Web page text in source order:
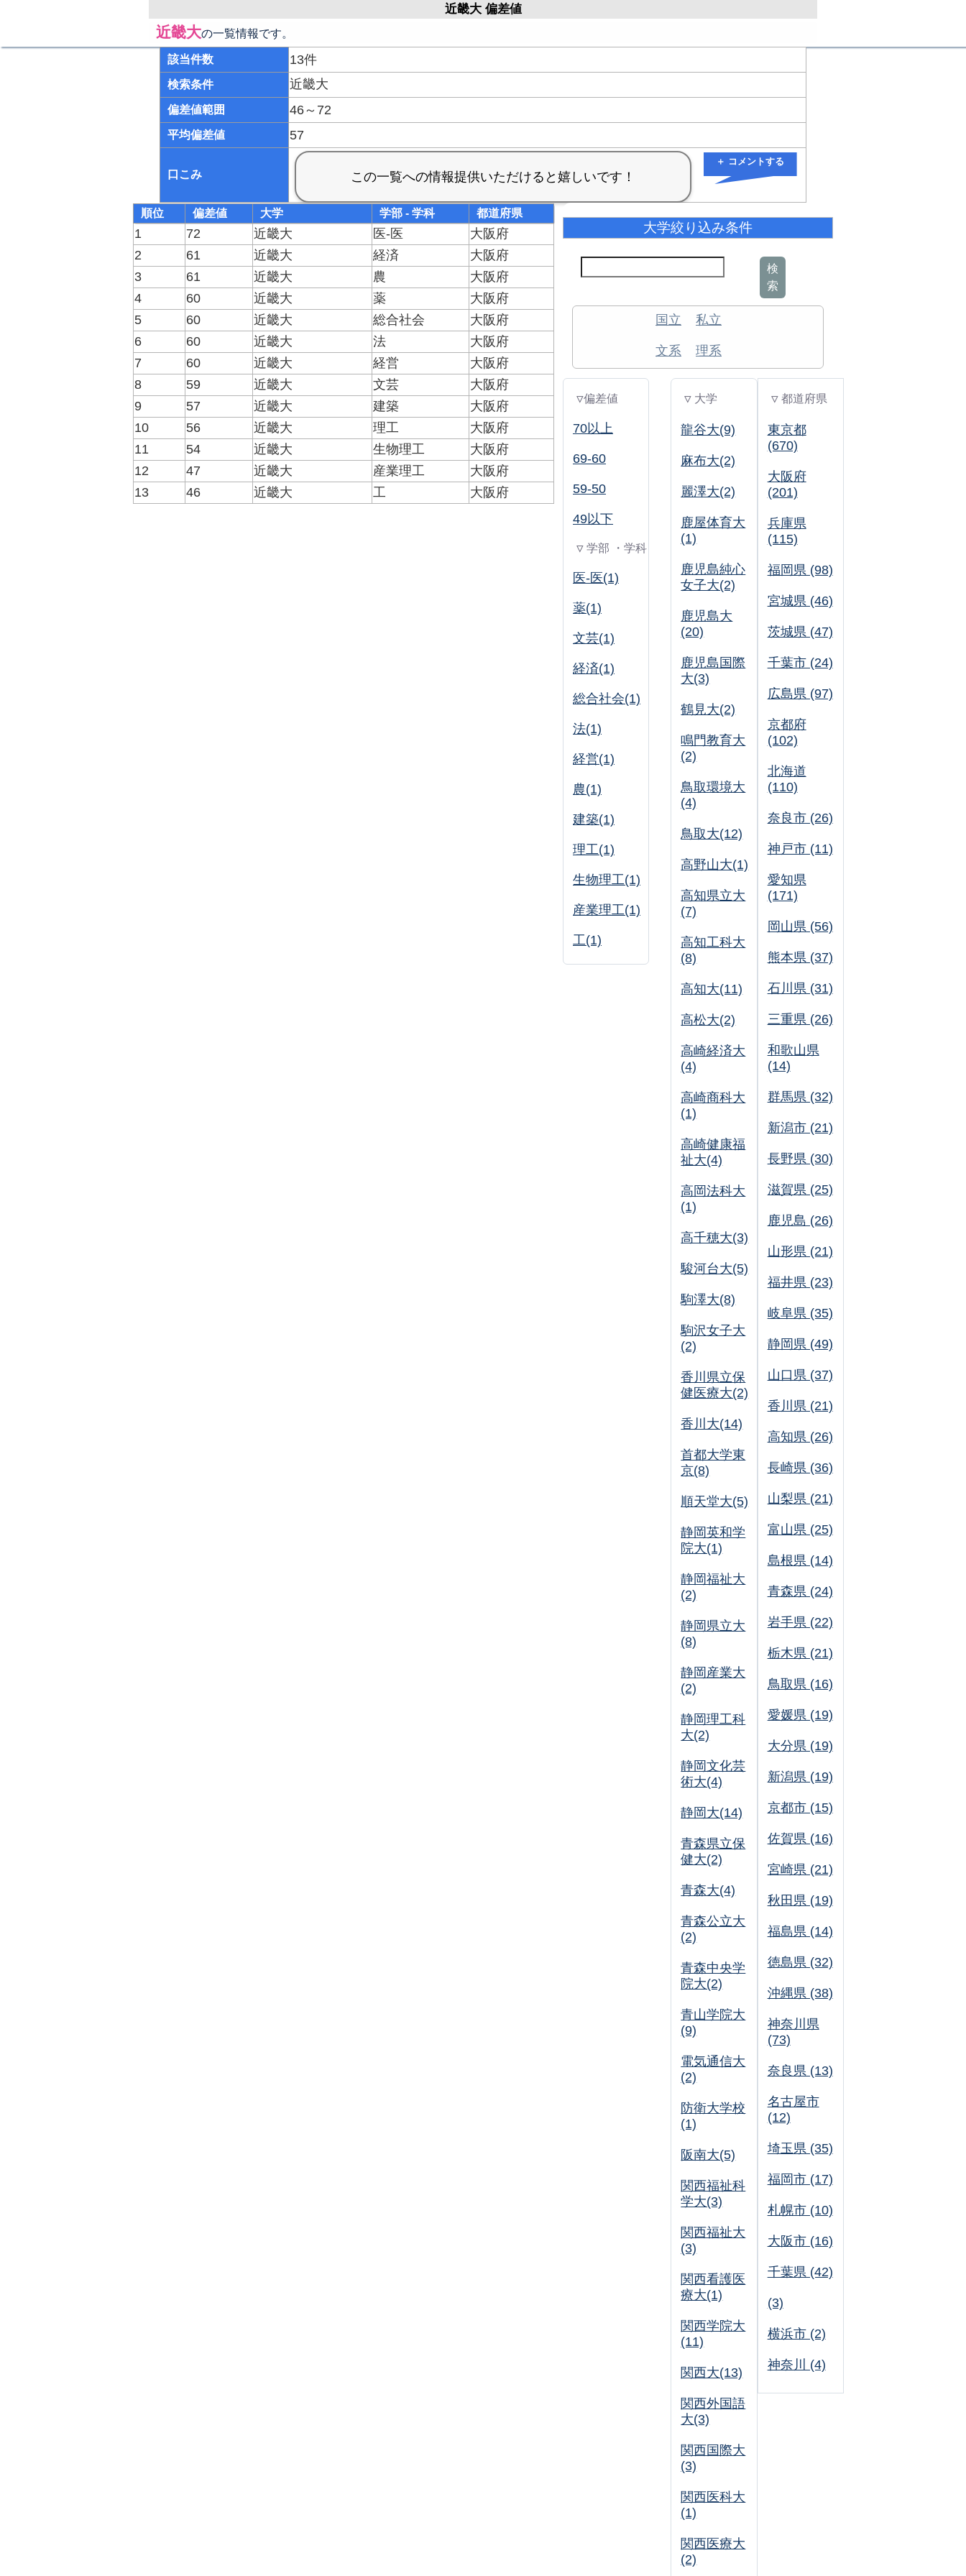
近畿大 偏差値
近畿大の一覧情報です。
該当件数 13件
検索条件 近畿大
偏差値範囲 46～72
平均偏差値 57
口こみ
＋ コメントする
順位 偏差値 大学 学部 - 学科 都道府県
1 72 近畿大 医-医
大阪府
2
61 近畿大 経済
大阪府
3
61 近畿大 農
大阪府
4
60 近畿大 薬
大阪府
5
60 近畿大 総合社会
大阪府
6
60 近畿大 法
大阪府
7
60 近畿大 経営
大阪府
8
59 近畿大 文芸
大阪府
9
57 近畿大 建築
大阪府
10
56 近畿大 理工
大阪府
11
54 近畿大 生物理工
大阪府
12
47 近畿大 産業理工
大阪府
13
46 近畿大 工 大阪府
大学絞り込み条件
検
索
国立 私立
文系 理系
▽偏差値
70以上
69-60
59-50
49以下
▽ 学部 ・学科
医-医(1)
薬(1)
文芸(1)
経済(1)
総合社会(1)
法(1)
経営(1)
農(1)
建築(1)
理工(1)
生物理工(1)
産業理工(1)
工(1)
▽ 大学
龍谷大(9)
麻布大(2)
麗澤大(2)
鹿屋体育大
(1)
鹿児島純心
女子大(2)
鹿児島大
(20)
鹿児島国際
大(3)
鶴見大(2)
鳴門教育大
(2)
鳥取環境大
(4)
鳥取大(12)
高野山大(1)
高知県立大
(7)
高知工科大
(8)
高知大(11)
高松大(2)
高崎経済大
(4)
高崎商科大
(1)
高崎健康福
祉大(4)
高岡法科大
(1)
高千穂大(3)
駿河台大(5)
駒澤大(8)
駒沢女子大
(2)
香川県立保
健医療大(2)
香川大(14)
首都大学東
京(8)
順天堂大(5)
静岡英和学
院大(1)
静岡福祉大
(2)
静岡県立大
(8)
静岡産業大
(2)
静岡理工科
大(2)
静岡文化芸
術大(4)
静岡大(14)
青森県立保
健大(2)
青森大(4)
青森公立大
(2)
青森中央学
院大(2)
青山学院大
(9)
電気通信大
(2)
防衛大学校
(1)
阪南大(5)
関西福祉科
学大(3)
関西福祉大
(3)
関西看護医
療大(1)
関西学院大
(11)
関西大(13)
関西外国語
大(3)
関西国際大
(3)
関西医科大
(1)
関西医療大
(2)
▽ 都道府県
東京都
(670)
大阪府
(201)
兵庫県
(115)
福岡県 (98)
宮城県 (46)
茨城県 (47)
千葉市 (24)
広島県 (97)
京都府
(102)
北海道
(110)
奈良市 (26)
神戸市 (11)
愛知県
(171)
岡山県 (56)
熊本県 (37)
石川県 (31)
三重県 (26)
和歌山県
(14)
群馬県 (32)
新潟市 (21)
長野県 (30)
滋賀県 (25)
鹿児島 (26)
山形県 (21)
福井県 (23)
岐阜県 (35)
静岡県 (49)
山口県 (37)
香川県 (21)
高知県 (26)
長崎県 (36)
山梨県 (21)
富山県 (25)
島根県 (14)
青森県 (24)
岩手県 (22)
栃木県 (21)
鳥取県 (16)
愛媛県 (19)
大分県 (19)
新潟県 (19)
京都市 (15)
佐賀県 (16)
宮崎県 (21)
秋田県 (19)
福島県 (14)
徳島県 (32)
沖縄県 (38)
神奈川県
(73)
奈良県 (13)
名古屋市
(12)
埼玉県 (35)
福岡市 (17)
札幌市 (10)
大阪市 (16)
千葉県 (42)
(3)
横浜市 (2)
神奈川 (4)